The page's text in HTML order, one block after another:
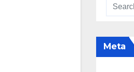
Meta